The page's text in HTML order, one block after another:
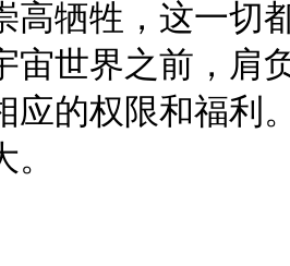
高牺牲，这一切
宙世界之前，肩
应的权限和福利